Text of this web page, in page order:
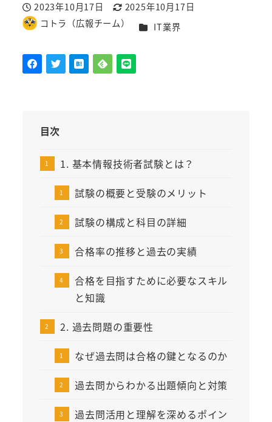
投稿日
2023年10月17日
更新日
2025年10月17日
著
コトラ（広報チーム） カテゴリー
IT業界
目次
1. 基本情報技術者試験とは？
試験の概要と受験のメリット
試験の構成と科目の詳細
合格率の推移と過去の実績
合格を目指すために必要なスキル
と知識
2. 過去問題の重要性
なぜ過去問は合格の鍵となるのか
過去問からわかる出題傾向と対策
過去問活用と理解を深めるポイン